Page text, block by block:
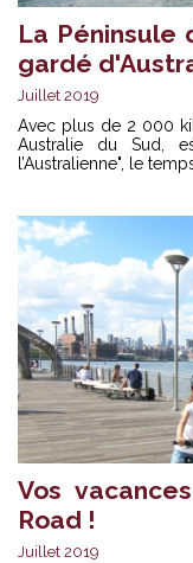
La Péninsule
gardé
Juillet 2019
Avec plus de 2 000
Australie du Sud,
l’Australienne", le
Vos
Road !
Juillet 2019